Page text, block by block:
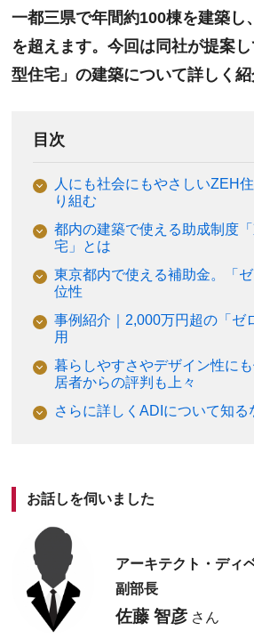
一都三県で年間約100棟を建築し
を超えます。今回は同社が提案
型住宅」の建築について詳しく紹
目次
人にも社会にもやさしいZEH
り組む
都内の建築で使える助成制度
宅」とは
東京都内で使える補助金。「
位性
事例紹介｜2,000万円超の「ゼ
用
暮らしやすさやデザイン性に
居者からの評判も上々
さらに詳しくADIについて知る
お話しを伺いました
アーキテクト・デ
副部長
佐藤 智彦さん